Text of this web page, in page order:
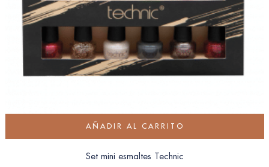
AÑADIR AL CARRITO
Set mini esmaltes Technic